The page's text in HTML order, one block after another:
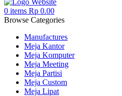
0 items Rp 0.00
Browse Categories
Manufactures
Meja Kantor
Meja Komputer
Meja Meeting
Meja Partisi
Meja Custom
Meja Lipat